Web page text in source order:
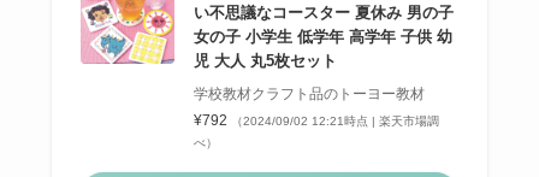
い不思議なコースター 夏休み 男の子
女の子 小学生 低学年 高学年 子供 幼
児 大人 丸5枚セット
学校教材クラフト品のトーヨー教材
¥792
（2024/09/02 12:21時点 | 楽天市場調
べ）